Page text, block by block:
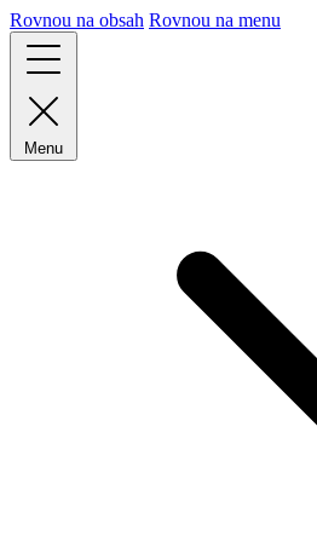
Rovnou na obsah Rovnou na menu
Menu